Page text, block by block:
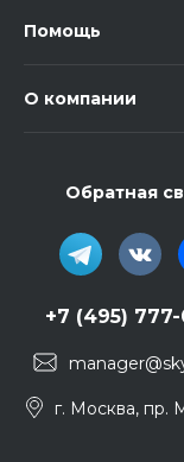
Помощь
О компании
Обратная
+7 (495) 777-
г. Москва, пр.